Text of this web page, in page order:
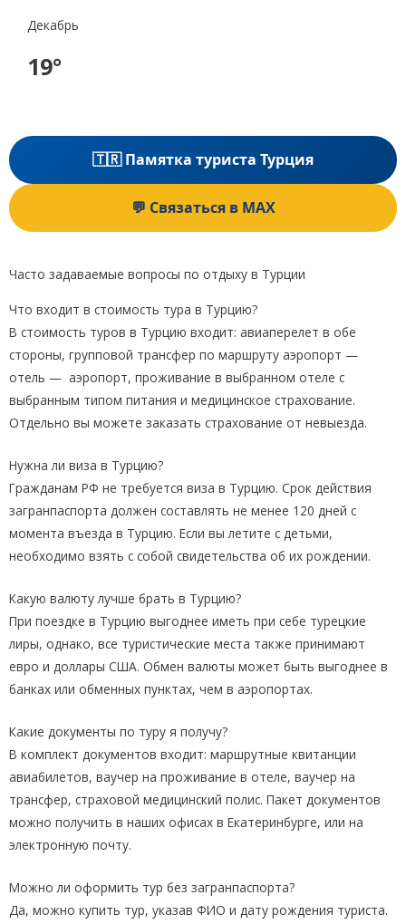
Декабрь
19°
🇹🇷 Памятка туриста Турция
💬 Связаться в MAX
Часто задаваемые вопросы по отдыху в Турции
Что входит в стоимость тура в Турцию?
В стоимость туров в Турцию входит: авиаперелет в обе
стороны, групповой трансфер по маршруту аэропорт —
отель — аэропорт, проживание в выбранном отеле с
выбранным типом питания и медицинское страхование.
Отдельно вы можете заказать страхование от невыезда.
Нужна ли виза в Турцию?
Гражданам РФ не требуется виза в Турцию. Срок действия
загранпаспорта должен составлять не менее 120 дней с
момента въезда в Турцию. Если вы летите с детьми,
необходимо взять с собой свидетельства об их рождении.
Какую валюту лучше брать в Турцию?
При поездке в Турцию выгоднее иметь при себе турецкие
лиры, однако, все туристические места также принимают
евро и доллары США. Обмен валюты может быть выгоднее в
банках или обменных пунктах, чем в аэропортах.
Какие документы по туру я получу?
В комплект документов входит: маршрутные квитанции
авиабилетов, ваучер на проживание в отеле, ваучер на
трансфер, страховой медицинский полис. Пакет документов
можно получить в наших офисах в Екатеринбурге, или на
электронную почту.
Можно ли оформить тур без загранпаспорта?
Да, можно купить тур, указав ФИО и дату рождения туриста.